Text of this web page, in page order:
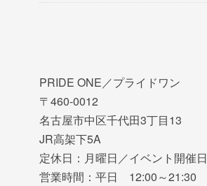
PRIDE ONE／プライドワン
〒460-0012
名古屋市中区千代田3丁目13
JR高架下5A
定休日：月曜日／イベント開催日
営業時間：平日 12:00～21:30